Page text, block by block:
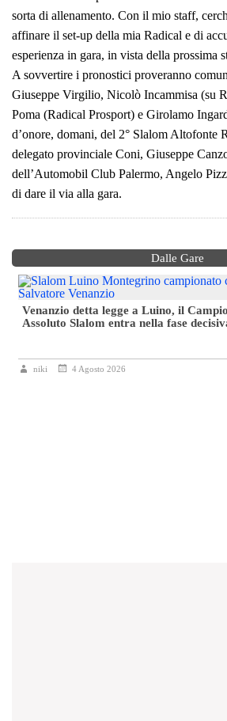
sorta di allenamento. Con il mio staff,
affinare il set-up della mia Radical e di
esperienza in gara, in vista della prossima
A sovvertire i pronostici proveranno
Giuseppe Virgilio, Nicolò Incammisa (su
Poma (Radical Prosport) e Girolamo
d’onore, domani, del 2° Slalom Altofonte
delegato provinciale Coni, Giuseppe
dell’Automobil Club Palermo, Angelo
di dare il via alla gara.
Dalle Gare
Venanzio detta legge a Luino, il
Assoluto Slalom entra nella fase
niki 4 Agosto 2026